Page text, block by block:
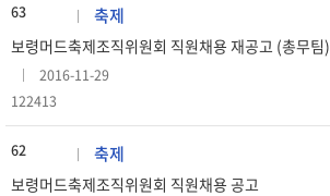
63 축제
보령머드축제조직위원회 직원채용 재공고 (총무팀)
2016-11-29
122413
62 축제
보령머드축제조직위원회 직원채용 공고